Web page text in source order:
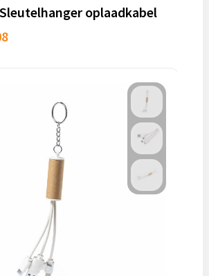
oplaadkabel